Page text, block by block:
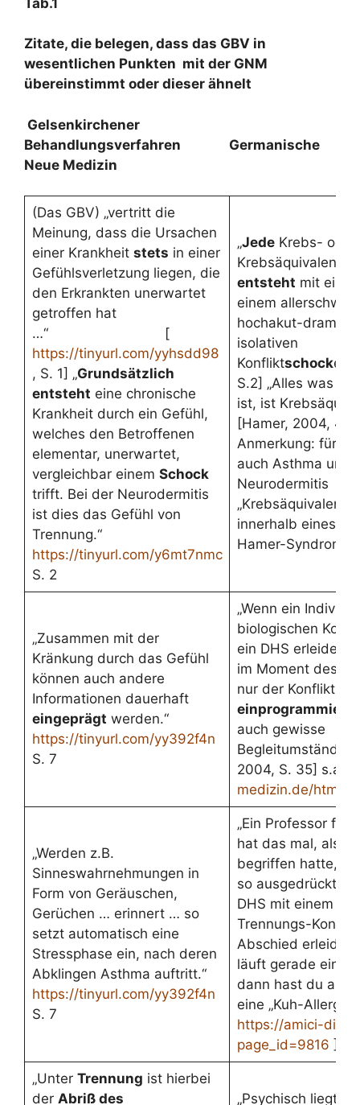
Zitate, die belegen, dass das GBV in
wesentlichen Punkten mit der GNM
übereinstimmt oder dieser ähnelt
Gelsenkirchener
Behandlungsverfahren Germanische
Neue Medizin
(Das GBV) „vertritt die
Meinung, dass die Ursachen
einer Krankheit stets in einer
Gefühlsverletzung liegen, die
den Erkrankten unerwartet
getroffen hat
…“ [
https://tinyurl.com/yyhsdd98
, S. 1] „Grundsätzlich
entsteht eine chronische
Krankheit durch ein Gefühl,
welches den Betroffenen
elementar, unerwartet,
vergleichbar einem Schock
trifft. Bei der Neurodermitis
ist dies das Gefühl von
Trennung.“
https://tinyurl.com/y6mt7nmc
S. 2
„JedeKrebs- oder
Krebsäquivalent-
entsteht mit
einem
hochakut-
isolativen
Konfliktschock
S.2] „Alles was
ist, ist
[Hamer, 2004,
Anmerkung: für
auch Asthma und
Neurodermitis
innerhalb eines
Hamer-Syndrom)
„Zusammen mit der
Kränkung durch das Gefühl
können auch andere
Informationen dauerhaft
eingeprägt werden.“
https://tinyurl.com/yy392f4n
S. 7
„Wenn ein
biologischen
ein DHS erleidet,
im Moment des
nur der Konflikt
einprogrammiert
auch gewisse
Begleitumstände.“
2004, S. 35] s.a.
medizin.de/html/
„Werden z.B.
Sinneswahrnehmungen in
Form von Geräuschen,
Gerüchen … erinnert … so
setzt automatisch eine
Stressphase ein, nach deren
Abklingen Asthma auftritt.“
https://tinyurl.com/yy392f4n
S. 7
„Ein Professor für
hat das mal, als er
begriffen hatte,
so ausgedrückt:
DHS mit einem
Trennungs-
Abschied
läuft gerade eine
dann hast du
eine „Kuh-
https://amici-di-
page_id=9816 ]
„Unter Trennung ist hierbei
der Abrißdes „Psychisch liegt